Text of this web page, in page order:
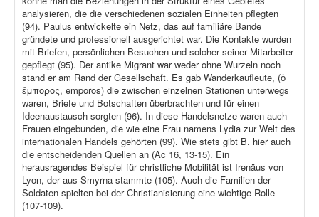
analysieren, die die verschiedenen sozialen Einheiten pflegten
(94). Paulus entwickelte ein Netz, das auf familiäre Bande
gründete und professionell ausgerichtet war. Die Kontakte wurden
mit Briefen, persönlichen Besuchen und solcher seiner Mitarbeiter
gepflegt (95). Der antike Migrant war weder ohne Wurzeln noch
stand er am Rand der Gesellschaft. Es gab Wanderkaufleute, (ὁ
ἔμπορος, emporos) die zwischen einzelnen Stationen unterwegs
waren, Briefe und Botschaften überbrachten und für einen
Ideenaustausch sorgten (96). In diese Handelsnetze waren auch
Frauen eingebunden, die wie eine Frau namens Lydia zur Welt des
internationalen Handels gehörten (99). Wie stets gibt B. hier auch
die entscheidenden Quellen an (Ac 16, 13-15). Ein
herausragendes Beispiel für christliche Mobilität ist Irenäus von
Lyon, der aus Smyrna stammte (105). Auch die Familien der
Soldaten spielten bei der Christianisierung eine wichtige Rolle
(107-109).